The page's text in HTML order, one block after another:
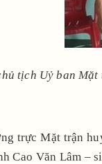
tịch Uỷ ban
trực Mặt trận
Cao Văn Lâm